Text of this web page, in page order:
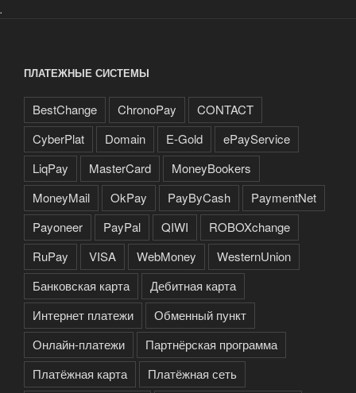
.
ПЛАТЕЖНЫЕ СИСТЕМЫ
BestChange ChronoPay
CONTACT
CyberPlat
Domain E-Gold
ePayService
LiqPay
MasterCard
MoneyBookers
MoneyMail
OkPay PayByCash
PaymentNet
Payoneer
PayPal QIWI
ROBOXchange
RuPay
VISA WebMoney
WesternUnion
Банковская карта
Дебитная карта
Интернет платежи
Обменный пункт
Онлайн-платежи
Партнёрская программа
Платёжная карта
Платёжная сеть